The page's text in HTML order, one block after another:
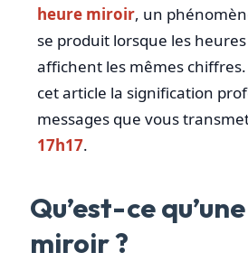
heure miroir, un
se produit lorsque les
affichent les mêmes
cet article la signification
messages que vous transmet
17h17.
Qu’est-ce
miroir ?